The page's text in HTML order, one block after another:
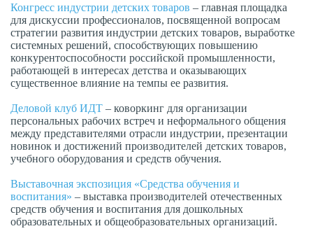
Конгресс индустрии детских товаров – главная площадка
для дискуссии профессионалов, посвященной вопросам
стратегии развития индустрии детских товаров, выработке
системных решений, способствующих повышению
конкурентоспособности российской промышленности,
работающей в интересах детства и оказывающих
существенное влияние на темпы ее развития.
Деловой клуб ИДТ – коворкинг для организации
персональных рабочих встреч и неформального общения
между представителями отрасли индустрии, презентации
новинок и достижений производителей детских товаров,
учебного оборудования и средств обучения.
Выставочная экспозиция «Средства обучения и
воспитания» – выставка производителей отечественных
средств обучения и воспитания для дошкольных
образовательных и общеобразовательных организаций.